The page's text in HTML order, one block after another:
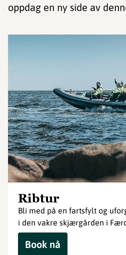
oppdag en ny side av
Ribtur
Bli med på en fartsfylt og
i den vakre skjærgården i
Book nå